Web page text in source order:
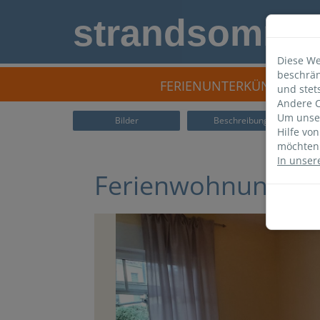
Diese
und
Andere
Um
Hilfe
In
FERIENUNTERKÜNFTE
Bilder Beschreibung
Ferienwohnung H